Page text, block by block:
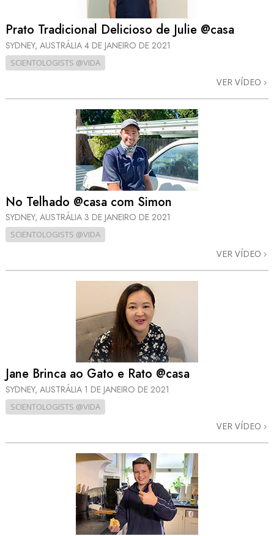
Prato Tradicional Delicioso de Julie @casa
SYDNEY, AUSTRÁLIA 4 DE JANEIRO DE 2021
SCIENTOLOGISTS @VIDA
VER VÍDEO
No Telhado @casa com Simon
SYDNEY, AUSTRÁLIA 3 DE JANEIRO DE 2021
SCIENTOLOGISTS @VIDA
VER VÍDEO
Jane Brinca ao Gato e Rato @casa
SYDNEY, AUSTRÁLIA 1 DE JANEIRO DE 2021
SCIENTOLOGISTS @VIDA
VER VÍDEO